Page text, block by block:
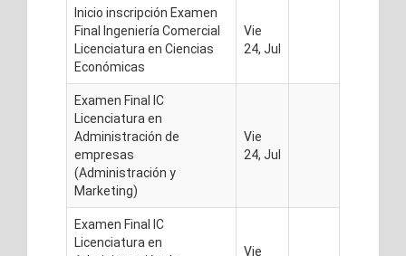
Inicio inscripción Examen
Final Ingeniería Comercial
Licenciatura en Ciencias
Económicas
Vie
24, Jul
Examen Final IC
Licenciatura en
Administración de
empresas
(Administración y
Marketing)
Vie
24, Jul
Examen Final IC
Licenciatura en
Vie